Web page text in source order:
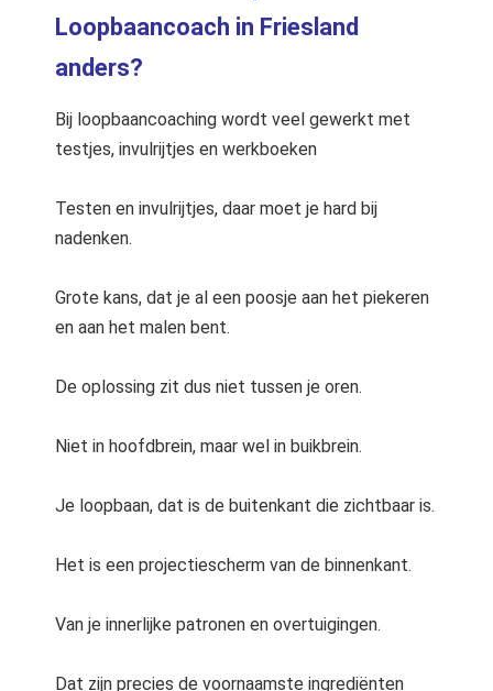
Loopbaancoach in Friesland
anders?
Bij loopbaancoaching wordt veel gewerkt met
testjes, invulrijtjes en werkboeken
Testen en invulrijtjes, daar moet je hard bij
nadenken.
Grote kans, dat je al een poosje aan het piekeren
en aan het malen bent.
De oplossing zit dus niet tussen je oren.
Niet in hoofdbrein, maar wel in buikbrein.
Je loopbaan, dat is de buitenkant die zichtbaar is.
Het is een projectiescherm van de binnenkant.
Van je innerlijke patronen en overtuigingen.
Dat zijn precies de voornaamste ingrediënten